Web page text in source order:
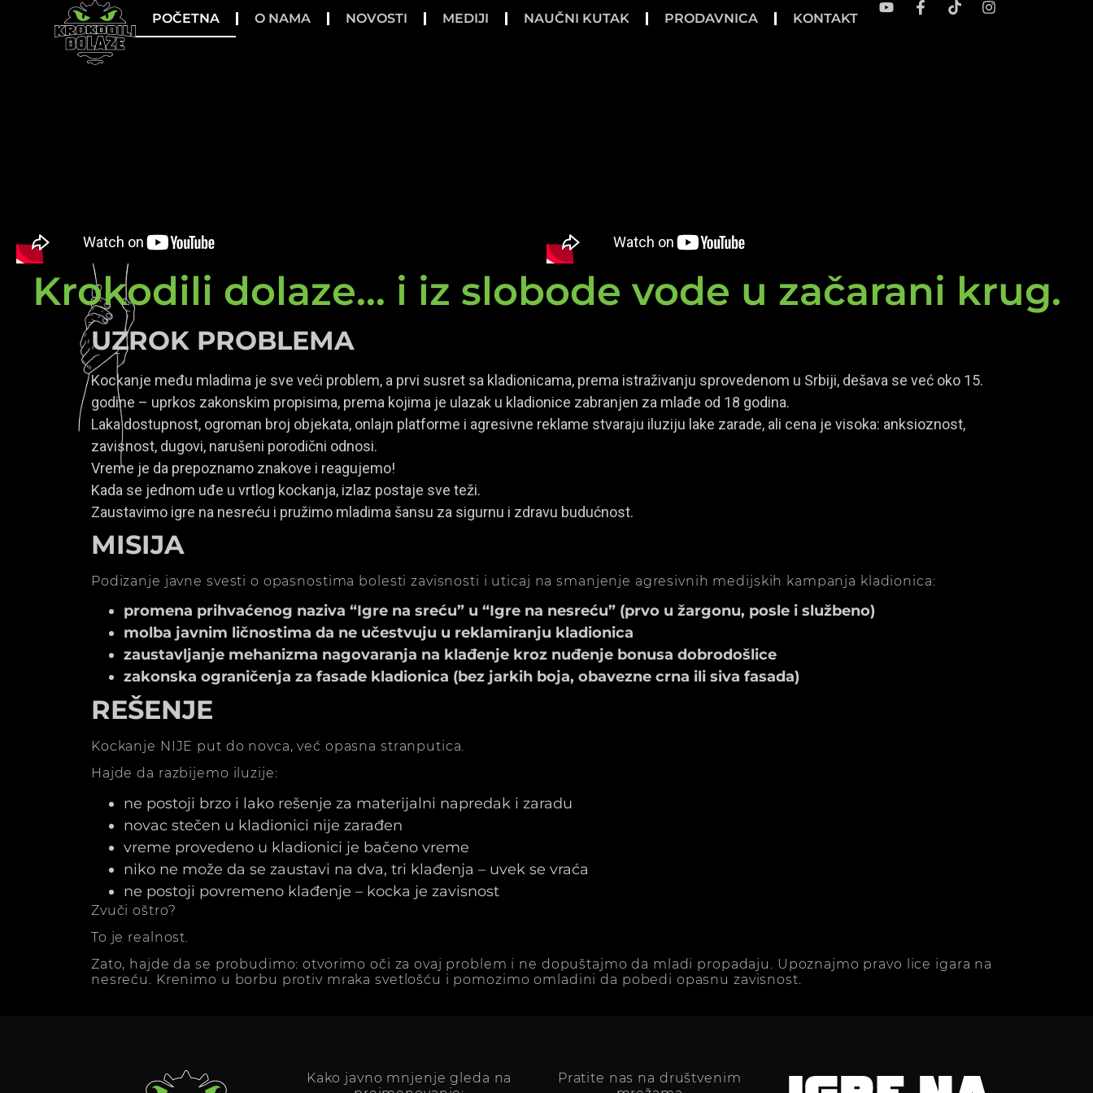
POČETNA O NAMA NOVOSTI MEDIJI NAUČNI KUTAK PRODAVNICA KONTAKT
Krokodili dolaze... i iz slobode vode u začarani krug.
UZROK PROBLEMA
Kockanje među mladima je sve veći problem, a prvi susret sa kladionicama, prema istraživanju sprovedenom u Srbiji, dešava se već oko 15.
godine – uprkos zakonskim propisima, prema kojima je ulazak u kladionice zabranjen za mlađe od 18 godina.
Laka dostupnost, ogroman broj objekata, onlajn platforme i agresivne reklame stvaraju iluziju lake zarade, ali cena je visoka: anksioznost,
zavisnost, dugovi, narušeni porodični odnosi.
Vreme je da prepoznamo znakove i reagujemo!
Kada se jednom uđe u vrtlog kockanja, izlaz postaje sve teži.
Zaustavimo igre na nesreću i pružimo mladima šansu za sigurnu i zdravu budućnost.
MISIJA
Podizanje javne svesti o opasnostima bolesti zavisnosti i uticaj na smanjenje agresivnih medijskih kampanja kladionica:
promena prihvaćenog naziva “Igre na sreću” u “Igre na nesreću” (prvo u žargonu, posle i službeno)
molba javnim ličnostima da ne učestvuju u reklamiranju kladionica
zaustavljanje mehanizma nagovaranja na klađenje kroz nuđenje bonusa dobrodošlice
zakonska ograničenja za fasade kladionica (bez jarkih boja, obavezne crna ili siva fasada)
REŠENJE
Kockanje NIJE put do novca, već opasna stranputica.
Hajde da razbijemo iluzije:
ne postoji brzo i lako rešenje za materijalni napredak i zaradu
novac stečen u kladionici nije zarađen
vreme provedeno u kladionici je bačeno vreme
niko ne može da se zaustavi na dva, tri klađenja – uvek se vraća
ne postoji povremeno klađenje – kocka je zavisnost
Zvuči oštro?
To je realnost.
Zato, hajde da se probudimo: otvorimo oči za ovaj problem i ne dopuštajmo da mladi propadaju. Upoznajmo pravo lice igara na
nesreću. Krenimo u borbu protiv mraka svetlošću i pomozimo omladini da pobedi opasnu zavisnost.
Kako javno mnjenje gleda na
Pratite nas na društvenim